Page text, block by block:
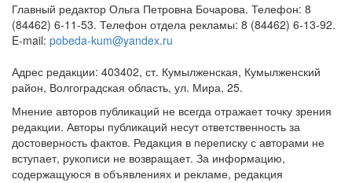
Главный редактор Ольга Петровна Бочарова. Телефон: 8
(84462) 6-11-53. Телефон отдела рекламы: 8 (84462) 6-13-92.
E-mail: pobeda-kum@yandex.ru
Адрес редакции: 403402, ст. Кумылженская, Кумылженский
район, Волгоградская область, ул. Мира, 25.
Мнение авторов публикаций не всегда отражает точку зрения
редакции. Авторы публикаций несут ответственность за
достоверность фактов. Редакция в переписку с авторами не
вступает, рукописи не возвращает. За информацию,
содержащуюся в объявлениях и рекламе, редакция